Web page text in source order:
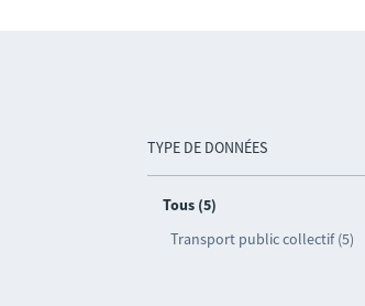
TYPE DE DONNÉES
Tous (5)
Transport public collectif (5)